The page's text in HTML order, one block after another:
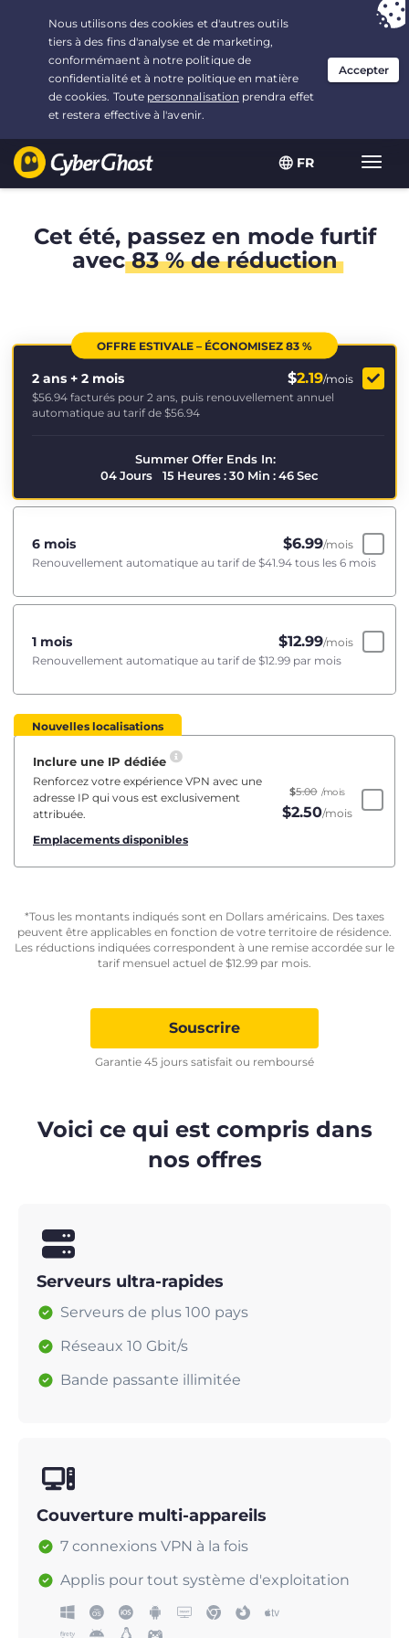
FR
Vous avez opté pour :L'offre la plus avantageuse
2.1666666666667 ans à $2.19/mois
Cet été, passez en mode furtif
avec83 % de réduction
OFFRE ESTIVALE – ÉCONOMISEZ 83 %
2 ans + 2 mois $2.19/mois
$56.94 facturés pour 2 ans, puis renouvellement annuel
automatique au tarif de $56.94
Summer Offer Ends In:
04 Jours 15 Heures : 30 Min : 46 Sec
6 mois $6.99/mois
Renouvellement automatique au tarif de $41.94 tous les 6 mois
1 mois $12.99/mois
Renouvellement automatique au tarif de $12.99 par mois
Nouvelles localisations
Inclure une IP dédiée
Renforcez votre expérience VPN avec une
adresse IP qui vous est exclusivement
attribuée.
Emplacements disponibles
$5.00 /mois
$2.50/mois
*Tous les montants indiqués sont en Dollars américains. Des taxes
peuvent être applicables en fonction de votre territoire de résidence.
Les réductions indiquées correspondent à une remise accordée sur le
tarif mensuel actuel de $12.99 par mois.
Souscrire
Garantie 45 jours satisfait ou remboursé
Voici ce qui est compris dans
nos offres
Serveurs ultra-rapides
Serveurs de plus 100 pays
Réseaux 10 Gbit/s
Bande passante illimitée
Couverture multi-appareils
7 connexions VPN à la fois
Applis pour tout système d'exploitation